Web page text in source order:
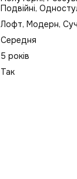
Подвійні,
Лофт, Модерн,
Середня
5 років
Так